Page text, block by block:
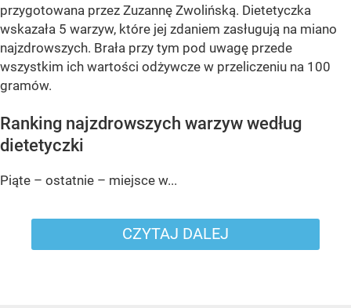
przygotowana przez Zuzannę Zwolińską. Dietetyczka
wskazała 5 warzyw, które jej zdaniem zasługują na miano
najzdrowszych. Brała przy tym pod uwagę przede
wszystkim ich wartości odżywcze w przeliczeniu na 100
gramów.
Ranking najzdrowszych warzyw według
dietetyczki
Piąte – ostatnie – miejsce w...
CZYTAJ DALEJ